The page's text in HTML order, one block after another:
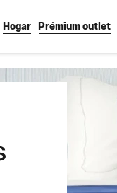
Hogar Prémium outlet